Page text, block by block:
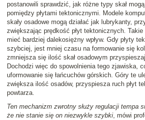
postanowili sprawdzić, jak różne typy skał
pomiędzy płytami tektonicznymi. Modele
skały osadowe mogą działać jak lubrykanty,
zwiększając prędkość płyt tektonicznych.
mieć bardziej dalekosiężny wpływ. Gdy płyty
szybciej, jest mniej czasu na formowanie się
zmniejsza się ilość skał osadowym
Dochodzi więc do spowolnienia tego zjawiska,
uformowanie się łańcuchów górskich. Góry te
zwiększa ilość osadów, przyspiesza ruch płyt
powtarza.
Ten mechanizm zwrotny służy regulacji tempa
że nie stanie się on niezwykle szybki, mówi